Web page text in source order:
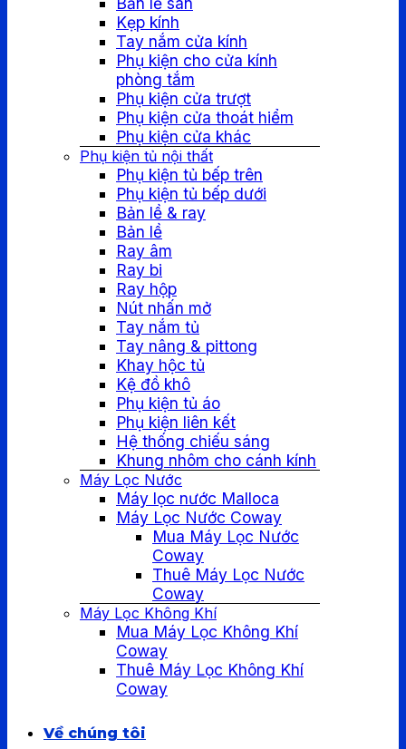
Kẹp kính
Tay nắm cửa kính
Phụ kiện cho cửa kính
phòng tắm
Phụ kiện cửa trượt
Phụ kiện cửa thoát hiểm
Phụ kiện cửa khác
Phụ kiện tủ nội thất
Phụ kiện tủ bếp trên
Phụ kiện tủ bếp dưới
Bản lề & ray
Bản lề
Ray âm
Ray bi
Ray hộp
Nút nhấn mở
Tay nắm tủ
Tay nâng & pittong
Khay hộc tủ
Kệ đồ khô
Phụ kiện tủ áo
Phụ kiện liên kết
Hệ thống chiếu sáng
Khung nhôm cho cánh kính
Máy Lọc Nước
Máy lọc nước Malloca
Máy Lọc Nước Coway
Mua Máy Lọc Nước
Coway
Thuê Máy Lọc Nước
Coway
Máy Lọc Không Khí
Mua Máy Lọc Không Khí
Coway
Thuê Máy Lọc Không Khí
Coway
Về chúng tôi